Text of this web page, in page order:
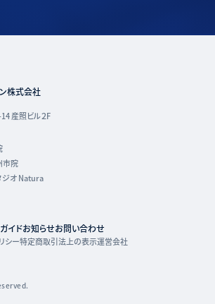
株式会社
産照ビル２F
市院
ジオ Natura
イドお知らせお問い合わせ
シー特定商取引法上の表示運営会社
ジ